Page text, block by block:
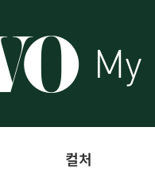
컬처